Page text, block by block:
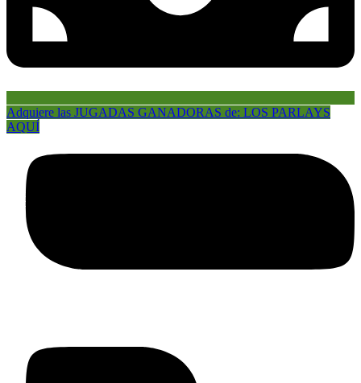
Adquiere las JUGADAS GANADORAS de: LOS PARLAYS
AQUÍ